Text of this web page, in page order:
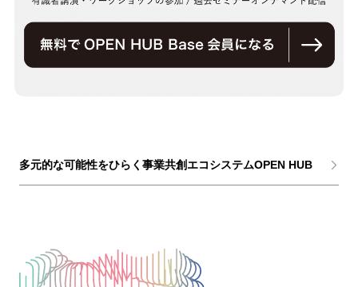
多元的な可能性をひらく事業共創エコシステムOPEN HUB